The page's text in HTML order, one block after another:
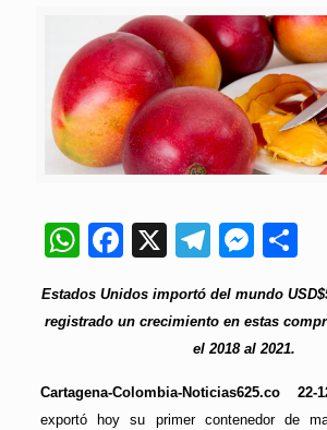
WhatsApp
Facebook
X
Estados Unidos importó del mundo
registrado un crecimiento en estas
el 2018 al 2021.
Cartagena-Colombia-Noticias625.co 22-
exportó hoy su primer contenedor de